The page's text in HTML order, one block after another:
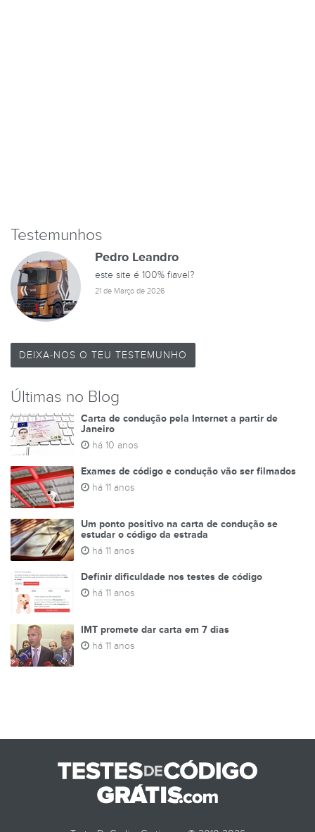
Testemunhos
Pedro Leandro
este site é 100% fiavel?
21 de Março de 2026
DEIXA-NOS O TEU TESTEMUNHO
Últimas no Blog
Carta de condução pela Internet a partir de
Janeiro
há 10 anos
Exames de código e condução vão ser filmados
há 11 anos
Um ponto positivo na carta de condução se
estudar o código da estrada
há 11 anos
Definir dificuldade nos testes de código
há 11 anos
IMT promete dar carta em 7 dias
há 11 anos